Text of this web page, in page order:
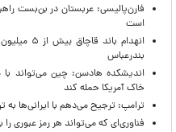
فارن‌پالیسی: عربستان در بن‌بست
است
انهدام باند
بندرعباس
اندیشکده هادسن: چین می‌تواند
خاک آمریکا حمله کند
ترامپ: ترجیح می‌دهم با ایرانی‌‌ها به
فناوری‌ای که می‌تواند هر رمز عبوری را